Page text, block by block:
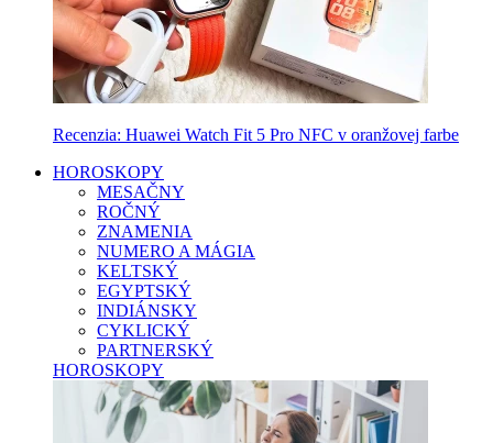
Recenzia: Huawei Watch Fit 5 Pro NFC v oranžovej farbe
HOROSKOPY
MESAČNY
ROČNÝ
ZNAMENIA
NUMERO A MÁGIA
KELTSKÝ
EGYPTSKÝ
INDIÁNSKY
CYKLICKÝ
PARTNERSKÝ
HOROSKOPY